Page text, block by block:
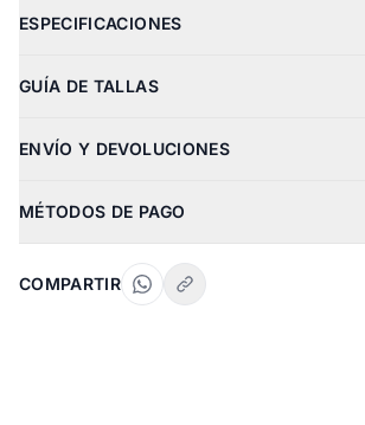
ESPECIFICACIONES
GUÍA DE TALLAS
ENVÍO Y DEVOLUCIONES
MÉTODOS DE PAGO
COMPARTIR